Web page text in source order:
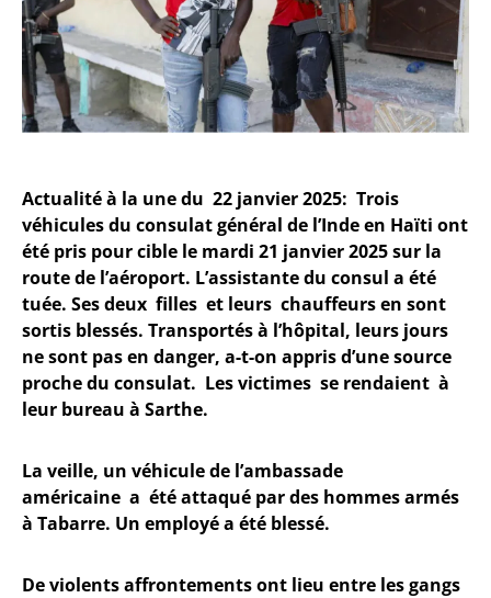
Actualité à la une du 22 janvier 2025: Trois
véhicules du consulat général de l’Inde en Haïti ont
été pris pour cible le mardi 21 janvier 2025 sur la
route de l’aéroport. L’assistante du consul a été
tuée. Ses deux filles et leurs chauffeurs en sont
sortis blessés. Transportés à l’hôpital, leurs jours
ne sont pas en danger, a-t-on appris d’une source
proche du consulat. Les victimes se rendaient à
leur bureau à Sarthe.
La veille, un véhicule de l’ambassade
américaine a été attaqué par des hommes armés
à Tabarre. Un employé a été blessé.
De violents affrontements ont lieu entre les gangs